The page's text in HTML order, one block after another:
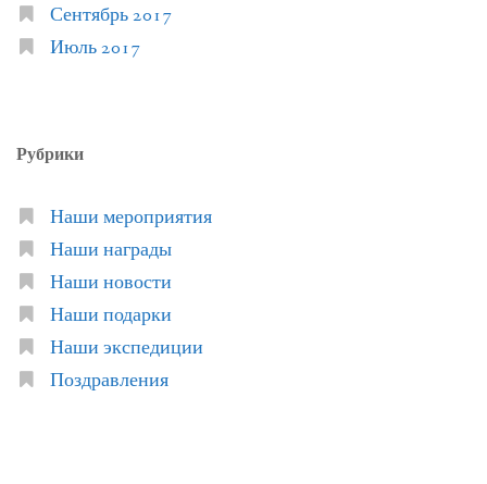
Сентябрь 2017
Июль 2017
Рубрики
Наши мероприятия
Наши награды
Наши новости
Наши подарки
Наши экспедиции
Поздравления